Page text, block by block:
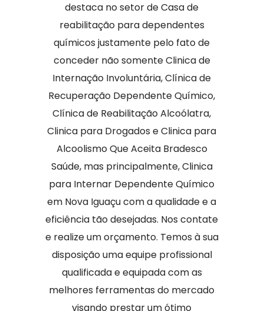
destaca no setor de Casa de
reabilitação para dependentes
químicos justamente pelo fato de
conceder não somente Clinica de
Internação Involuntária, Clínica de
Recuperação Dependente Químico,
Clínica de Reabilitação Alcoólatra,
Clinica para Drogados e Clinica para
Alcoolismo Que Aceita Bradesco
Saúde, mas principalmente, Clinica
para Internar Dependente Químico
em Nova Iguaçu com a qualidade e a
eficiência tão desejadas. Nos contate
e realize um orçamento. Temos à sua
disposição uma equipe profissional
qualificada e equipada com as
melhores ferramentas do mercado
visando prestar um ótimo